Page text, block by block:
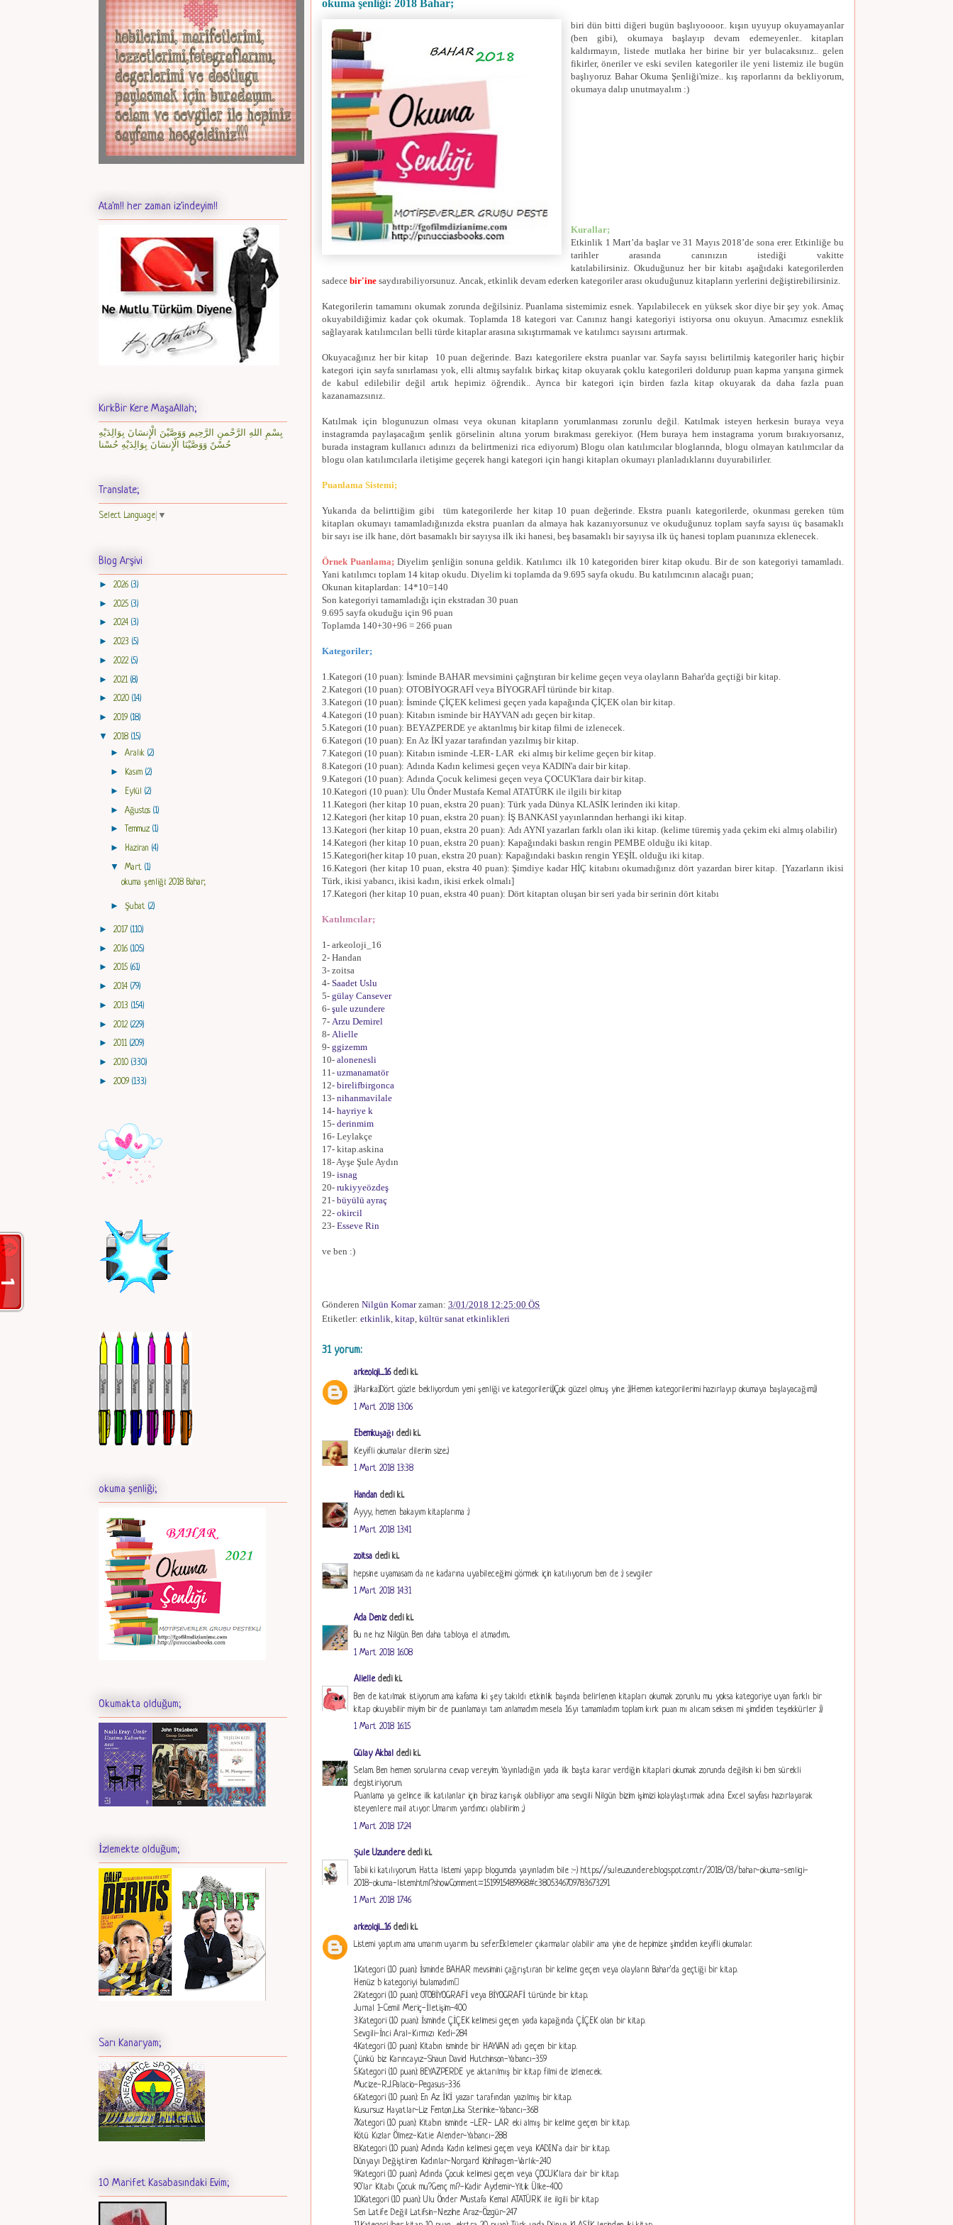
okuma şenliği: 2018 Bahar;
biri dün bitti diğeri bugün başlıyoooor.. kışın uyuyup okuyamayanlar
(ben gibi), okumaya başlayıp devam edemeyenler.. kitapları
kaldırmayın, listede mutlaka her birine bir yer bulacaksınız.. gelen
fikirler, öneriler ve eski sevilen kategoriler ile yeni listemiz ile bugün
başlıyoruz Bahar Okuma Şenliği'mize.. kış raporlarını da bekliyorum,
okumaya dalıp unutmayalım :)
Kurallar;
Etkinlik 1 Mart’da başlar ve 31 Mayıs 2018’de sona erer.Etkinliğe bu
tarihler arasında canınızın istediği vakitte
katılabilirsiniz. Okuduğunuz her bir kitabı aşağıdaki kategorilerden
sadece bir'ine saydırabiliyorsunuz. Ancak, etkinlik devam ederken kategoriler arası okuduğunuz kitapların yerlerini değiştirebilirsiniz.
Kategorilerin tamamını okumak zorunda değilsiniz. Puanlama sistemimiz esnek. Yapılabilecek en yüksek skor diye bir şey yok. Amaç
okuyabildiğimiz kadar çok okumak. Toplamda 18 kategori var. Canınız hangi kategoriyi istiyorsa onu okuyun. Amacımız esneklik
sağlayarak katılımcıları belli türde kitaplar arasına sıkıştırmamak ve katılımcı sayısını artırmak.
Okuyacağınız her bir kitap 10 puan değerinde. Bazı kategorilere ekstra puanlar var. Sayfa sayısı belirtilmiş kategoriler hariç hiçbir
kategori için sayfa sınırlaması yok, elli altmış sayfalık birkaç kitap okuyarak çoklu kategorileri doldurup puan kapma yarışına girmek
de kabul edilebilir değil artık hepimiz öğrendik.. Ayrıca bir kategori için birden fazla kitap okuyarak da daha fazla puan
kazanamazsınız.
Katılmak için blogunuzun olması veya okunan kitapların yorumlanması zorunlu değil. Katılmak isteyen herkesin buraya veya
instagramda paylaşacağım şenlik görselinin altına yorum bırakması gerekiyor. (Hem buraya hem instagrama yorum bırakıyorsanız,
burada instagram kullanıcı adınızı da belirtmenizi rica ediyorum) Blogu olan katılımcılar bloglarında, blogu olmayan katılımcılar da
blogu olan katılımcılarla iletişime geçerek hangi kategori için hangi kitapları okumayı planladıklarını duyurabilirler.
Puanlama Sistemi;
Yukarıda da belirttiğim gibi tüm kategorilerde her kitap 10 puan değerinde.Ekstra puanlı kategorilerde, okunması gereken tüm
kitapları okumayı tamamladığınızda ekstra puanları da almaya hak kazanıyorsunuz ve okuduğunuz toplam sayfa sayısı üç basamaklı
bir sayı ise ilk hane, dört basamaklı bir sayıysa ilk iki hanesi, beş basamaklı bir sayıysa ilk üç hanesi toplam puanınıza eklenecek.
Örnek Puanlama; Diyelim şenliğin sonuna geldik. Katılımcı ilk 10 kategoriden birer kitap okudu. Bir de son kategoriyi tamamladı.
Yani katılımcı toplam 14 kitap okudu. Diyelim ki toplamda da 9.695 sayfa okudu. Bu katılımcının alacağı puan;
Okunan kitaplardan: 14*10=140
Son kategoriyi tamamladığı için ekstradan 30 puan
9.695 sayfa okuduğu için 96 puan
Toplamda 140+30+96 = 266 puan
Kategoriler;
1.Kategori (10 puan): İsminde BAHAR mevsimini çağrıştıran bir kelime geçen veya olayların Bahar'da geçtiği bir kitap.
2.Kategori (10 puan): OTOBİYOGRAFİ veya BİYOGRAFİ türünde bir kitap.
3.Kategori (10 puan): İsminde ÇİÇEK kelimesi geçen yada kapağında ÇİÇEK olan bir kitap.
4.Kategori (10 puan): Kitabın isminde bir HAYVAN adı geçen bir kitap.
5.Kategori (10 puan): BEYAZPERDE ye aktarılmış bir kitap filmi de izlenecek.
6.Kategori (10 puan): En Az İKİ yazar tarafından yazılmış bir kitap.
7.Kategori (10 puan): Kitabın isminde -LER- LAR eki almış bir kelime geçen bir kitap.
8.Kategori (10 puan): Adında Kadın kelimesi geçen veya KADIN'a dair bir kitap.
9.Kategori (10 puan): Adında Çocuk kelimesi geçen veya ÇOCUK'lara dair bir kitap.
10.Kategori (10 puan): Ulu Önder Mustafa Kemal ATATÜRK ile ilgili bir kitap
11.Kategori (her kitap 10 puan, ekstra 20 puan): Türk yada Dünya KLASİK lerinden iki kitap.
12.Kategori (her kitap 10 puan, ekstra 20 puan): İŞ BANKASI yayınlarından herhangi iki kitap.
13.Kategori (her kitap 10 puan, ekstra 20 puan): Adı AYNI yazarları farklı olan iki kitap. (kelime türemiş yada çekim eki almış olabilir)
14.Kategori (her kitap 10 puan, ekstra 20 puan): Kapağındaki baskın rengin PEMBE olduğu iki kitap.
15.Kategori(her kitap 10 puan, ekstra 20 puan): Kapağındaki baskın rengin YEŞİL olduğu iki kitap.
16.Kategori (her kitap 10 puan, ekstra 40 puan): Şimdiye kadar HİÇ kitabını okumadığınız dört yazardan birer kitap. [Yazarların ikisi
Türk, ikisi yabancı, ikisi kadın, ikisi erkek olmalı]
17.Kategori (her kitap 10 puan, ekstra 40 puan): Dört kitaptan oluşan bir seri yada bir serinin dört kitabı
Katılımcılar;
1- arkeoloji_16
2- Handan
3- zoitsa
4- Saadet Uslu
5- gülay Cansever
6- şule uzundere
7- Arzu Demirel
8- Alielle
9- ggizemm
10- alonenesli
11- uzmanamatör
12- birelifbirgonca
13- nihanmavilale
14- hayriye k
15- derinmim
16- Leylakçe
17- kitap.askina
18- Ayşe Şule Aydın
19- isnag
20- rukiyyeözdeş
21- büyülü ayraç
22- okircil
23- Esseve Rin
ve ben :)
Gönderen Nilgün Komar zaman: 3/01/2018 12:25:00 ÖS
Etiketler: etkinlik kitap kültür sanat etkinlikleri
31 yorum:
arkeoloji_16dedi ki...
:))Harika:)Dört gözle bekliyordum yeni şenliği ve kategorileri:))Çok güzel olmuş yine :))Hemen kategorilerimi hazırlayıp okumaya başlayacağım:))
1 Mart 2018 13:06
Ebemkuşağı dedi ki...
Keyifli okumalar dilerim size.:)
1 Mart 2018 13:38
Handan dedi ki...
Ayyy, hemen bakayım kitaplarıma :)
1 Mart 2018 13:41
zoitsa dedi ki...
hepsine uyamasam da ne kadarına uyabileceğimi görmek için katılıyorum ben de :) sevgiler
1 Mart 2018 14:31
Ada Denizdedi ki...
Bu ne hız Nilgün. Ben daha tabloya el atmadım...
1 Mart 2018 16:08
Aliellededi ki...
Ben de katılmak istiyorum ama kafama iki şey takıldı etkinlik başında belirlenen kitapları okumak zorunlu mu yoksa kategoriye uyan farklı bir
kitap okuyabilir miyim bir de puanlamayı tam anlamadım mesela 16.yı tamamladım toplam kırk puan mı alıcam seksen mi şimdiden teşekkürler :))
1 Mart 2018 16:15
Gülay Akbal dedi ki...
Selam. Ben hemen sorularına cevap vereyim. Yayınladığın yada ilk başta karar verdiğin kitaplari okumak zorunda değilsin ki ben sürekli
degistiriyorum.
Puanlama ya gelince ilk katılanlar için biraz karışık olabiliyor ama sevgili Nilgün bizim işimizi kolaylaştırmak adına Excel sayfası hazırlayarak
isteyenlere mail atıyor. Umarım yardımcı olabilirim ;)
1 Mart 2018 17:24
Şule Uzunderededi ki...
Tabii ki katılıyorum. Hatta listemi yapıp blogumda yayınladım bile :-) https://suleuzundere.blogspot.com.tr/2018/03/bahar-okuma-senligi-
2018-okuma-listem.html?showComment=1519915489968#c3805346709783673291
1 Mart 2018 17:46
arkeoloji_16dedi ki...
Listemi yaptım ama umarım uyarım bu sefer.Eklemeler çıkarmalar olabilir ama yine de hepimize şimdiden keyifli okumalar.
1.Kategori (10 puan): İsminde BAHAR mevsimini çağrıştıran bir kelime geçen veya olayların Bahar'da geçtiği bir kitap.
Henüz b kategoriyi bulamadım
2.Kategori (10 puan): OTOBİYOGRAFİ veya BİYOGRAFİ türünde bir kitap.
Jurnal 1-Cemil Meriç-İletişim-400
3.Kategori (10 puan): İsminde ÇİÇEK kelimesi geçen yada kapağında ÇİÇEK olan bir kitap.
Sevgili-İnci Aral-Kırmızı Kedi-284
4.Kategori (10 puan): Kitabın isminde bir HAYVAN adı geçen bir kitap.
Çünkü biz Karıncayız-Shaun David Hutchinson-Yabancı-359
5.Kategori (10 puan): BEYAZPERDE ye aktarılmış bir kitap filmi de izlenecek.
Mucize-R.J.Palacio-Pegasus-336
6.Kategori (10 puan): En Az İKİ yazar tarafından yazılmış bir kitap.
Kusursuz Hayatlar-Liz Fenton,Lisa Sterinke-Yabancı-368
7.Kategori (10 puan): Kitabın isminde -LER- LAR eki almış bir kelime geçen bir kitap.
Kötü Kızlar Ölmez-Katie Alender-Yabancı-288
8.Kategori (10 puan): Adında Kadın kelimesi geçen veya KADIN'a dair bir kitap.
Dünyayı Değiştiren Kadınlar-Norgard Kohlhagen-Varlık-240
9.Kategori (10 puan): Adında Çocuk kelimesi geçen veya ÇOCUK'lara dair bir kitap.
90’lar Kitabı Çocuk mu?Genç mi?-Kadir Aydemir-Yitik Ülke-400
10.Kategori (10 puan): Ulu Önder Mustafa Kemal ATATÜRK ile ilgili bir kitap
Sen Latife Değil Latifsin-Nezihe Araz-Özgür-247
Ata'm!! her zaman iz'indeyim!!
KırkBir Kere MaşaAllah;
بِسْمِ اللهِ الرَّحْمنِ الرَّحِيم وَوَصَّيْنَ الْإِنسَانَ بِوَالِدَيْهِ
حُسْنً وَوَصَّيْنَا الْإِنسَانَ بِوَالِدَيْهِ حُسْنا
Translate;
Select Language ▼
Blog Arşivi
► 2026 (3)
► 2025 (3)
► 2024 (3)
► 2023 (5)
► 2022 (5)
► 2021 (8)
► 2020 (14)
► 2019 (18)
▼ 2018 (15)
► Aralık (2)
► Kasım (2)
► Eylül (2)
► Ağustos (1)
►Temmuz (1)
► Haziran (4)
▼ Mart (1)
okuma şenliği: 2018 Bahar;
► Şubat (2)
► 2017 (110)
► 2016 (105)
► 2015 (61)
► 2014 (79)
► 2013 (154)
► 2012 (229)
► 2011 (209)
► 2010 (330)
► 2009 (133)
okuma şenliği;
Okumakta olduğum;
İzlemekte olduğum;
Sarı Kanaryam;
10 Marifet Kasabasındaki Evim;